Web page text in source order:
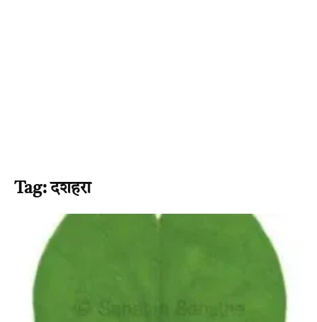
Tag: दशहरा